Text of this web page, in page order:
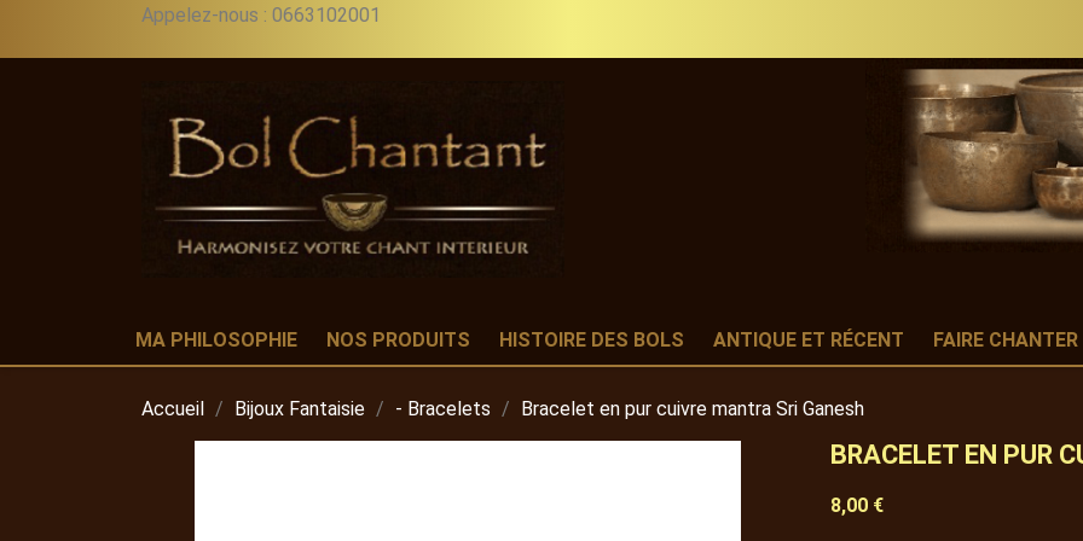
Appelez-nous : 0663102001
MA PHILOSOPHIE NOS PRODUITS HISTOIRE DES BOLS ANTIQUE ET RÉCENT FAIRE
Accueil Bijoux Fantaisie - Bracelets Bracelet en pur cuivre mantra Sri Ganesh
BRACELET EN PUR
8,00 €